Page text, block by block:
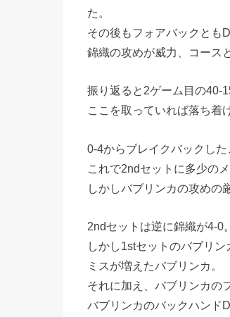
た。
その後もフォアバックとも
錦織の攻めが威力、コース
振り返ると2ゲーム目の40-
ここを取っていれば落ち着
0-4からブレイクバックし
これで2ndセットに多少の
しかしバブリンカの攻めの
2ndセットは逆に錦織が4-0。
しかし1stセットのバブリン
ミスが増えたバブリンカ。
それに加え、バブリンカの
バブリンカのバックハンド